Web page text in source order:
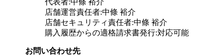
代表者:中條 裕介
店舗運営責任者:中條 裕介
店舗セキュリティ責任者:中條 裕介
購入履歴からの適格請求書発行:対応可能
お問い合わせ先